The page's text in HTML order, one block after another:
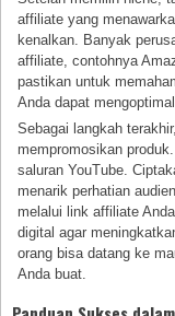
affiliate yang
kenalkan. Banyak
affiliate, contohnya
pastikan untuk
Anda dapat
Sebagai langkah
mempromosikan
saluran YouTube.
menarik perhatian
melalui link affiliate
digital agar
orang bisa datang ke
Anda buat.